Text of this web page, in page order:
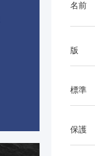
名前
版
標準
保護